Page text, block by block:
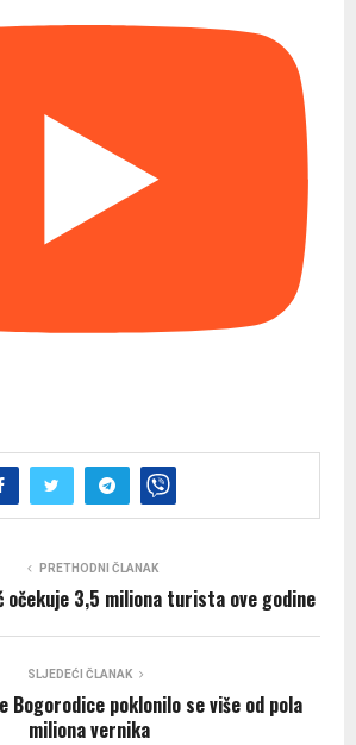
PRETHODNI ČLANAK
očekuje 3,5 miliona turista ove godine
SLJEDEĆI ČLANAK
Bogorodice poklonilo se više od pola
miliona vernika